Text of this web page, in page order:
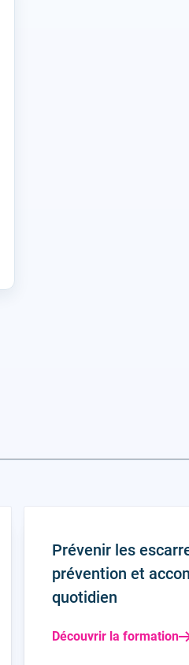
Prévenir les
prévention et
quotidien
Découvrir la formation